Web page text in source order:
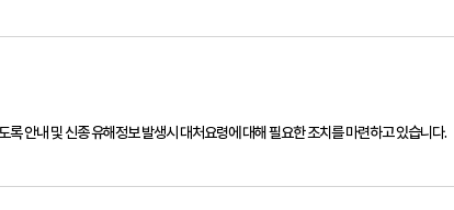
안내 및 신종 유해정보 발생시 대처요령에 대해 필요한 조치를 마련하고 있습니다.